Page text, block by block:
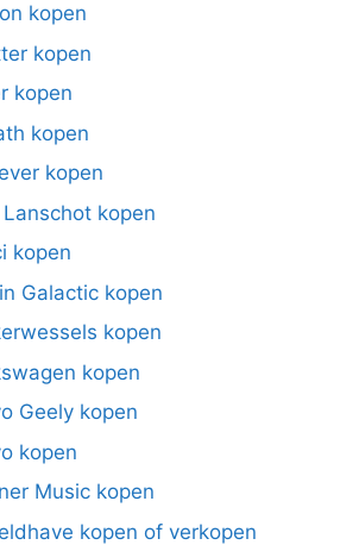
kopen
kopen
kopen
kopen
kopen
kopen
kopen
Galactic kopen
kopen
kopen
Geely kopen
kopen
Music kopen
kopen of verkopen